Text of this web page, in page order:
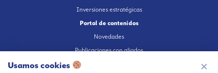
Inversiones estratégicas
Portal de contenidos
Novedades
Publicaciones con aliados
Fundación en medios
Usamos cookies ✕